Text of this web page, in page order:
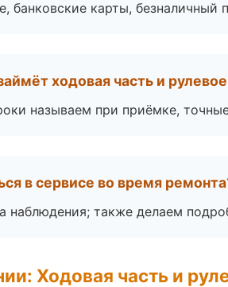
банковские карты, безналичный
ходовая часть и
называем при приёмке,
в сервисе во время
наблюдения; также делаем
Ходовая часть и